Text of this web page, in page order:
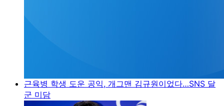
근육병 학생 도운 공익, 개그맨 김규원이었다…SNS 달
군 미담